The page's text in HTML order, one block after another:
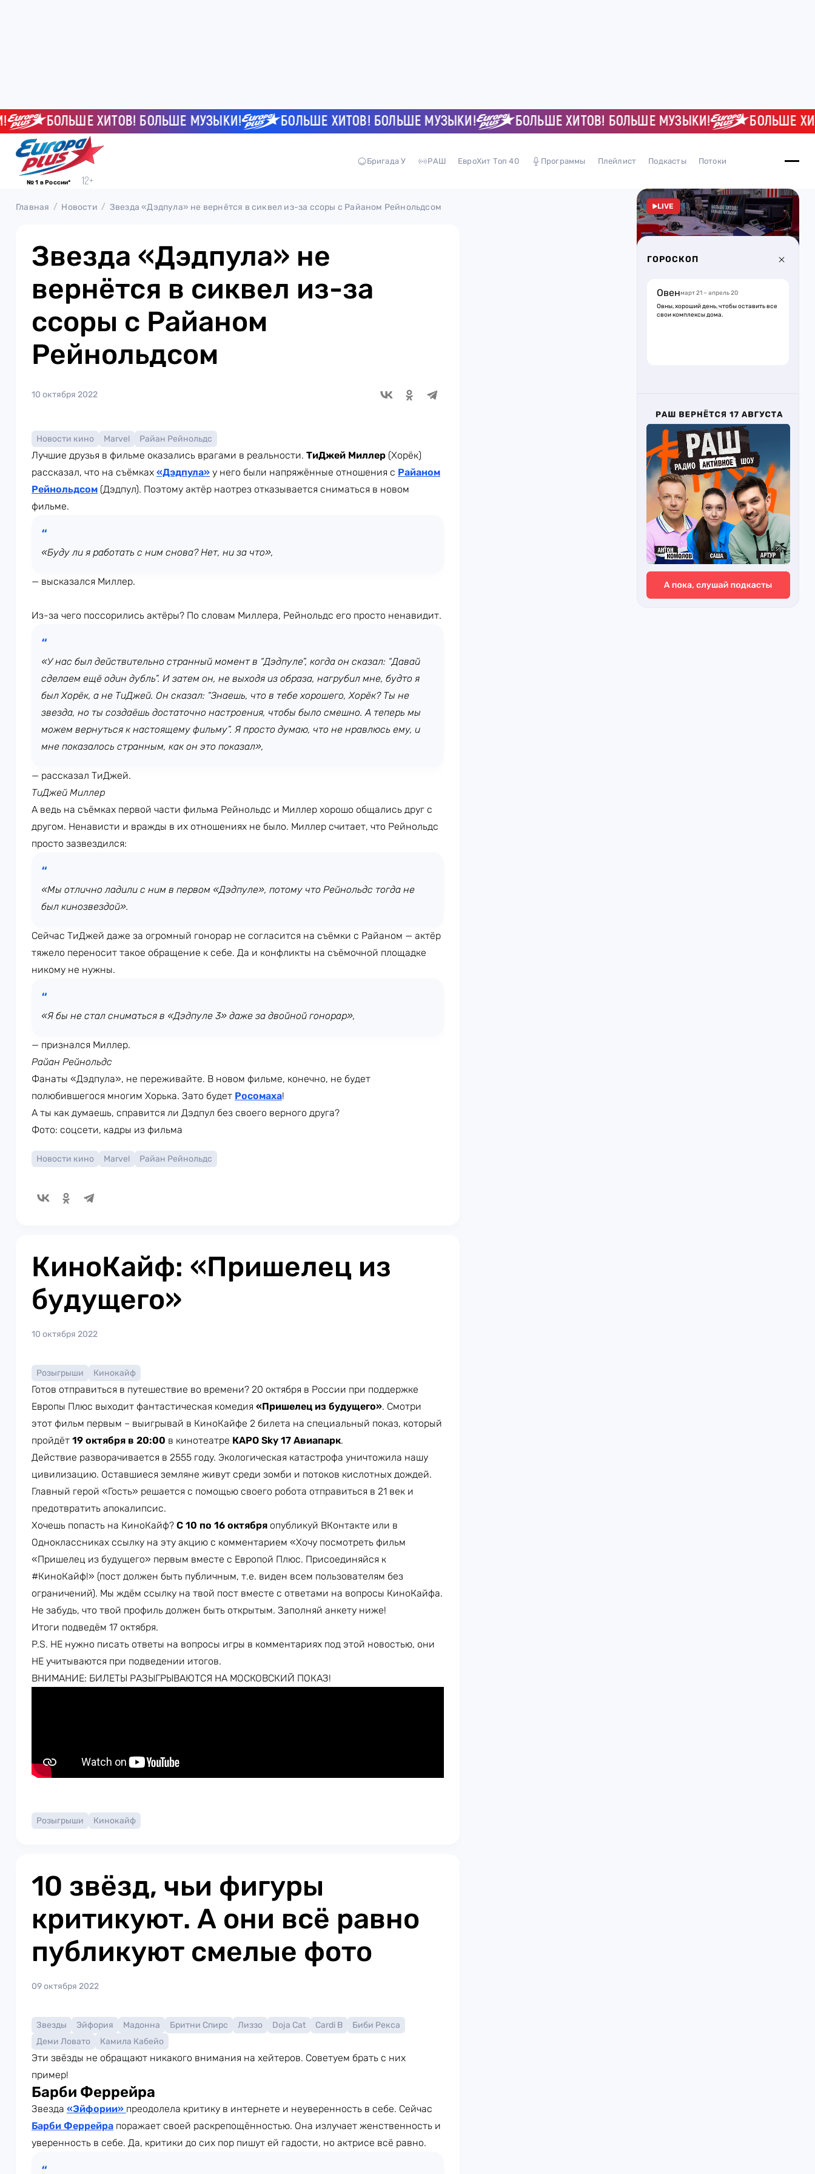
БОЛЬШЕ ХИТОВ! БОЛЬШЕ МУЗЫКИ! БОЛЬШЕ ХИТОВ! БОЛЬШЕ МУЗЫКИ! БОЛЬШЕ ХИТОВ! БОЛЬШЕ МУЗЫКИ! БОЛЬШЕ
№ 1 в России*
Бригада У РАШ ЕвроХит Топ 40 Программы Плейлист Подкасты Потоки
Главная Новости Звезда «Дэдпула» не вернётся в сиквел из-за ссоры с Райаном Рейнольдсом
Звезда «Дэдпула» не
вернётся в сиквел из-за
ссоры с Райаном
Рейнольдсом
10 октября 2022
Новости кино Marvel Райан Рейнольдс
Лучшие друзья в фильме оказались врагами в реальности. ТиДжей Миллер (Хорёк)
рассказал, что на съёмках «Дэдпула» у него были напряжённые отношения с Райаном
Рейнольдсом (Дэдпул). Поэтому актёр наотрез отказывается сниматься в новом
фильме.
«Буду ли я работать с ним снова? Нет, ни за что»,
— высказался Миллер.
Из-за чего поссорились актёры? По словам Миллера, Рейнольдс его просто ненавидит.
«У нас был действительно странный момент в “Дэдпуле”, когда он сказал: “Давай
сделаем ещё один дубль”. И затем он, не выходя из образа, нагрубил мне, будто я
был Хорёк, а не ТиДжей. Он сказал: “Знаешь, что в тебе хорошего, Хорёк? Ты не
звезда, но ты создаёшь достаточно настроения, чтобы было смешно. А теперь мы
можем вернуться к настоящему фильму”. Я просто думаю, что не нравлюсь ему, и
мне показалось странным, как он это показал»,
— рассказал ТиДжей.
ТиДжей Миллер
А ведь на съёмках первой части фильма Рейнольдс и Миллер хорошо общались друг с
другом. Ненависти и вражды в их отношениях не было. Миллер считает, что Рейнольдс
просто зазвездился:
«Мы отлично ладили с ним в первом «Дэдпуле», потому что Рейнольдс тогда не
был кинозвездой».
Сейчас ТиДжей даже за огромный гонорар не согласится на съёмки с Райаном — актёр
тяжело переносит такое обращение к себе. Да и конфликты на съёмочной площадке
никому не нужны.
«Я бы не стал сниматься в «Дэдпуле 3» даже за двойной гонорар»,
— признался Миллер.
Райан Рейнольдс
Фанаты «Дэдпула», не переживайте. В новом фильме, конечно, не будет
полюбившегося многим Хорька. Зато будет Росомаха!
А ты как думаешь, справится ли Дэдпул без своего верного друга?
Фото: соцсети, кадры из фильма
Новости кино Marvel Райан Рейнольдс
КиноКайф: «Пришелец из
будущего»
10 октября 2022
Розыгрыши Кинокайф
Готов отправиться в путешествие во времени? 20 октября в России при поддержке
Европы Плюс выходит фантастическая комедия «Пришелец из будущего». Смотри
этот фильм первым – выигрывай в КиноКайфе 2 билета на специальный показ, который
пройдёт 19 октября в 20:00 в кинотеатре КАРО Sky 17 Авиапарк.
Действие разворачивается в 2555 году. Экологическая катастрофа уничтожила нашу
цивилизацию. Оставшиеся земляне живут среди зомби и потоков кислотных дождей.
Главный герой «Гость» решается с помощью своего робота отправиться в 21 век и
предотвратить апокалипсис.
Хочешь попасть на КиноКайф? С 10 по 16 октября опубликуй ВКонтакте или в
Одноклассниках ссылку на эту акцию с комментарием «Хочу посмотреть фильм
«Пришелец из будущего» первым вместе с Европой Плюс. Присоединяйся к
#КиноКайф!» (пост должен быть публичным, т.е. виден всем пользователям без
ограничений). Мы ждём ссылку на твой пост вместе с ответами на вопросы КиноКайфа.
Не забудь, что твой профиль должен быть открытым. Заполняй анкету ниже!
Итоги подведём 17 октября.
P.S. НЕ нужно писать ответы на вопросы игры в комментариях под этой новостью, они
НЕ учитываются при подведении итогов.
ВНИМАНИЕ: БИЛЕТЫ РАЗЫГРЫВАЮТСЯ НА МОСКОВСКИЙ ПОКАЗ!
Розыгрыши Кинокайф
10 звёзд, чьи фигуры
критикуют. А они всё равно
публикуют смелые фото
09 октября 2022
Звезды Эйфория Мадонна Бритни Спирс Лиззо Doja Cat Cardi B
Биби Рекса
Деми Ловато
Камила Кабейо
Эти звёзды не обращают никакого внимания на хейтеров. Советуем брать с них
пример!
Барби Феррейра
Звезда «Эйфории» преодолела критику в интернете и неуверенность в себе. Сейчас
Барби Феррейра поражает своей раскрепощённостью. Она излучает женственность и
уверенность в себе. Да, критики до сих пор пишут ей гадости, но актрисе всё равно.
LIVE
ГОРОСКОП
Овенмарт 21 – апрель 20
Овны, хороший день, чтобы оставить все
свои комплексы дома.